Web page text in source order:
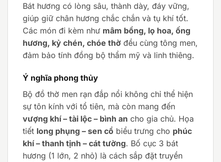
Bát hương có lòng sâu, thành dày, đáy vững,
giúp giữ chân hương chắc chắn và tụ khí tốt.
Các món đi kèm như mâm bồng, lọ hoa, ống
hương, kỷ chén, chóe thờ đều cùng tông men,
đảm bảo tính đồng bộ thẩm mỹ và linh thiêng.
Ý nghĩa phong thủy
Bộ đồ thờ men rạn đắp nổi không chỉ thể hiện
sự tôn kính với tổ tiên, mà còn mang đến
vượng khí – tài lộc – bình an cho gia chủ. Họa
tiết long phụng – sen cổ biểu trưng cho phúc
khí – thanh tịnh – cát tường. Bố cục 3 bát
hương (1 lớn, 2 nhỏ) là cách sắp đặt truyền